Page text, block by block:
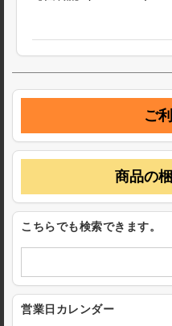
ご
商品の
こちらでも検索できます。
営業日カレンダー